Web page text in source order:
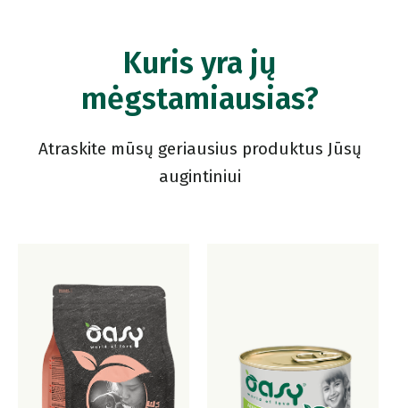
Kuris yra jų
mėgstamiausias?
Atraskite mūsų geriausius produktus Jūsų
augintiniui